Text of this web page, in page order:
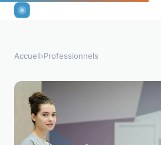
Accueil›Professionnels